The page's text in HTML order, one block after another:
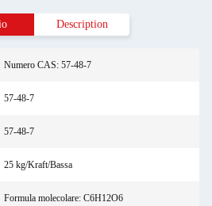
Description
Numero CAS: 57-48-7
57-48-7
57-48-7
25 kg/Kraft/Bassa
Formula molecolare: C6H12O6